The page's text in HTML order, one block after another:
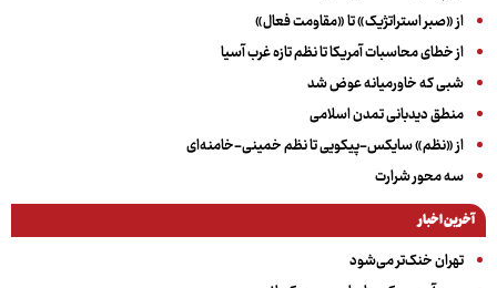
از «صبر استراتژیک» تا «مقاومت فعال»
از خطای محاسبات آمریکا تا نظم تازه غرب آسیا
شبی که خاورمیانه عوض شد
منطق دیدبانی تمدن اسلامی
از «نظم» سایکس-پیکویی تا نظم خمینی-خامنه‌ای
سه‌ محور شرارت
آخرین اخبار
تهران خنک‌تر می‌شود